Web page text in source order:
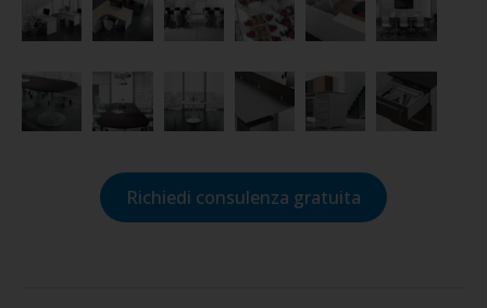
Richiedi consulenza gratuita